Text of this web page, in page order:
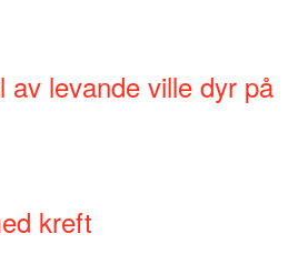
levande ville dyr på
kreft